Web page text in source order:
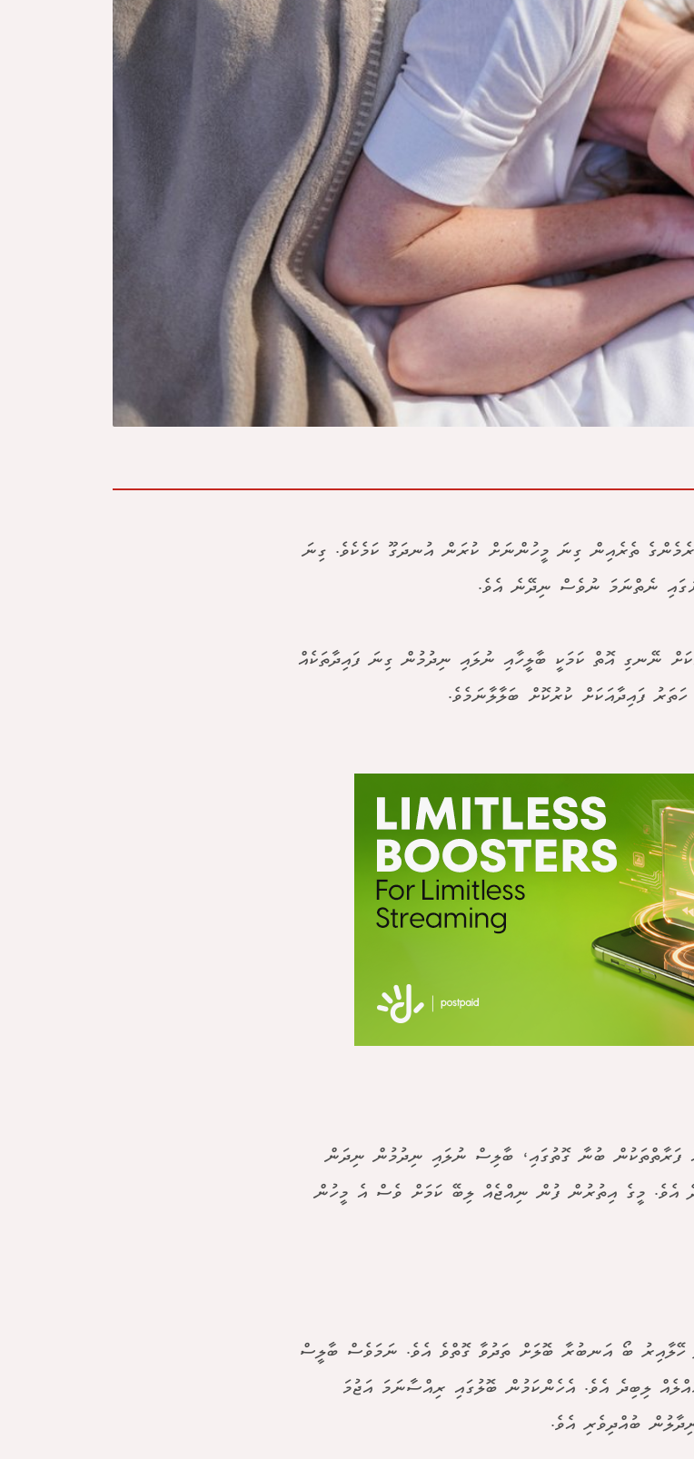
ތެރެއިން ގިނަ މީހުންނަށް ކުރަން އުނދަގޫ ކަމެކެވެ. ގިނަ
ނެތްނަމަ ނުވެސް ނިދޭނެ އެވެ.
ނޭނގި އޮތް ކަމަކީ ބާލީހާއި ނުލައި ނިދުމުން ގިނަ ފައިދާތަކެއް
ފައިދާއަކަށް ކުރުކޮށް ބަލާލާނަމެވެ.
ފަރާތްތަކުން ބުނާ ގޮތުގައި، ބާލިސް ނުލައި ނިދުމުން ނިދަން
އެވެ. މީގެ އިތުރުން ފުން ނިއްޖެއް ލިބޭ ކަމަށް ވެސް އެ މީހުން
ހޭލާއިރު ބޯ އަނބުރާ ބޮލަށް ތަދުވާ ގޮތްވެ އެވެ. ނަމަވެސް ބާލީސް
ލިބިދެ އެވެ. އެހެންކަމުން ބޮލުގައި ރިއްސާނަމަ އަޖުމަ
ބުއްދިވެރި އެވެ.